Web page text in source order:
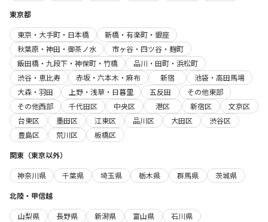
東京都
東京・大手町・日本橋
新橋・有楽町・銀座
秋葉原・神田・御茶ノ水
市ヶ谷・四ツ谷・麹町
飯田橋・九段下・神保町・竹橋
品川・田町・浜松町
渋谷・恵比寿
赤坂・六本木・麻布 新宿
池袋・高田馬場
大森・羽田
上野・浅草・日暮里 五反田
その他東部
その他西部
千代田区 中央区 港区 新宿区
文京区
台東区
墨田区 江東区 品川区 大田区
渋谷区
豊島区
荒川区
板橋区
関東（東京以外）
神奈川県
千葉県 埼玉県 栃木県 群馬県
茨城県
北陸・甲信越
山梨県
長野県 新潟県 富山県
石川県